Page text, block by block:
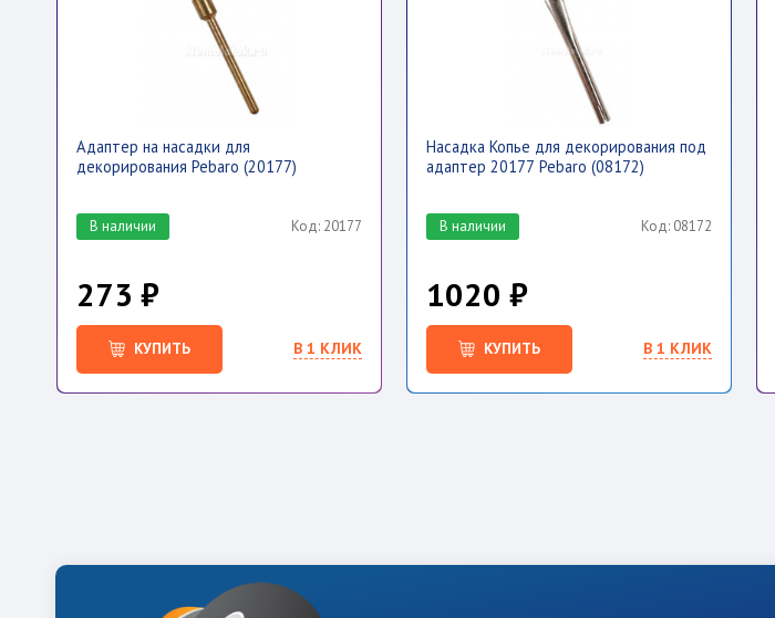
Адаптер на насадки для
декорирования Pebaro (20177)
В наличии Код: 20177
273 ₽
КУПИТЬ В 1 КЛИК
Насадка Копье для декорирования под
адаптер 20177 Pebaro (08172)
В наличии Код: 08172
1020 ₽
КУПИТЬ В 1 КЛИК